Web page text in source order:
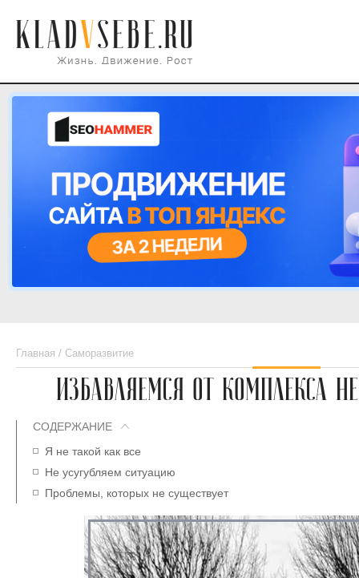
Главная / Саморазвитие
ИЗБАВЛЯЕМСЯ ОТ КОМПЛЕКСА
СОДЕРЖАНИЕ
Я не такой как все
Не усугубляем ситуацию
Проблемы, которых не существует